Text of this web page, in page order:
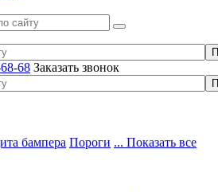
68 Заказать звонок
бампера Пороги ... Показать все